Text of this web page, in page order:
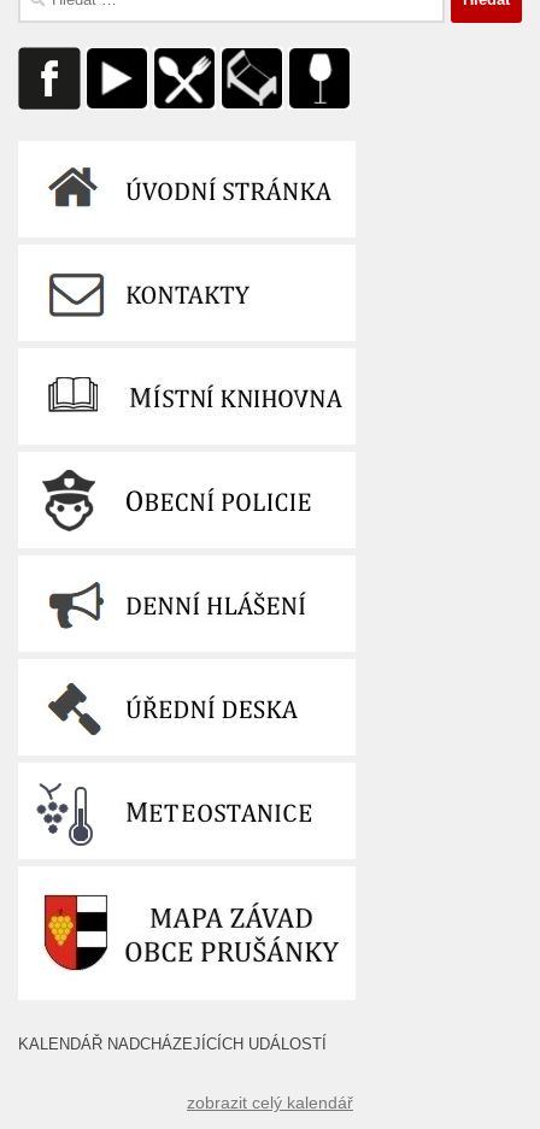
KALENDÁŘ NADCHÁZEJÍCÍCH UDÁLOSTÍ
zobrazit celý kalendář